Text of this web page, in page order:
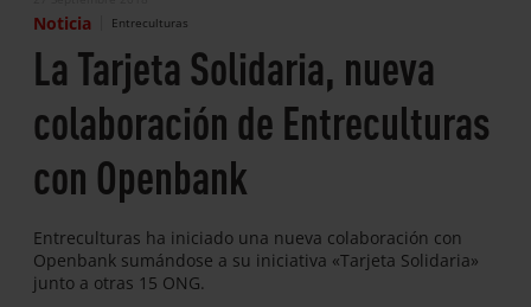
Noticia Entreculturas
La Tarjeta Solidaria, nueva
colaboración de Entreculturas
con Openbank
Entreculturas ha iniciado una nueva colaboración con
Openbank sumándose a su iniciativa «Tarjeta Solidaria»
junto a otras 15 ONG.